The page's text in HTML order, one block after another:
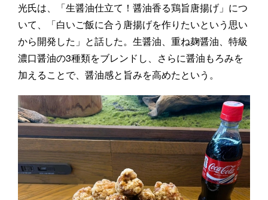
光氏は、「生醤油仕立て！醤油香る鶏旨唐揚げ」につ
いて、「白いご飯に合う唐揚げを作りたいという思い
から開発した」と話した。生醤油、重ね麹醤油、特級
濃口醤油の3種類をブレンドし、さらに醤油もろみを
加えることで、醤油感と旨みを高めたという。